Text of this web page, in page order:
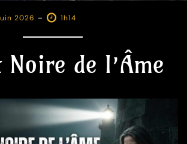
2026 - 1h14
de l’Âme